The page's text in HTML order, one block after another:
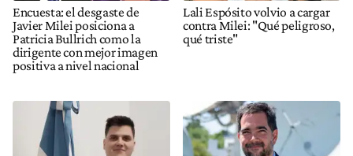
Encuesta: el desgaste de
Javier Milei posiciona a
Patricia Bullrich como la
dirigente con mejor imagen
positiva a nivel nacional
Lali Espósito volvio a cargar
contra Milei: "Qué peligroso,
qué triste"